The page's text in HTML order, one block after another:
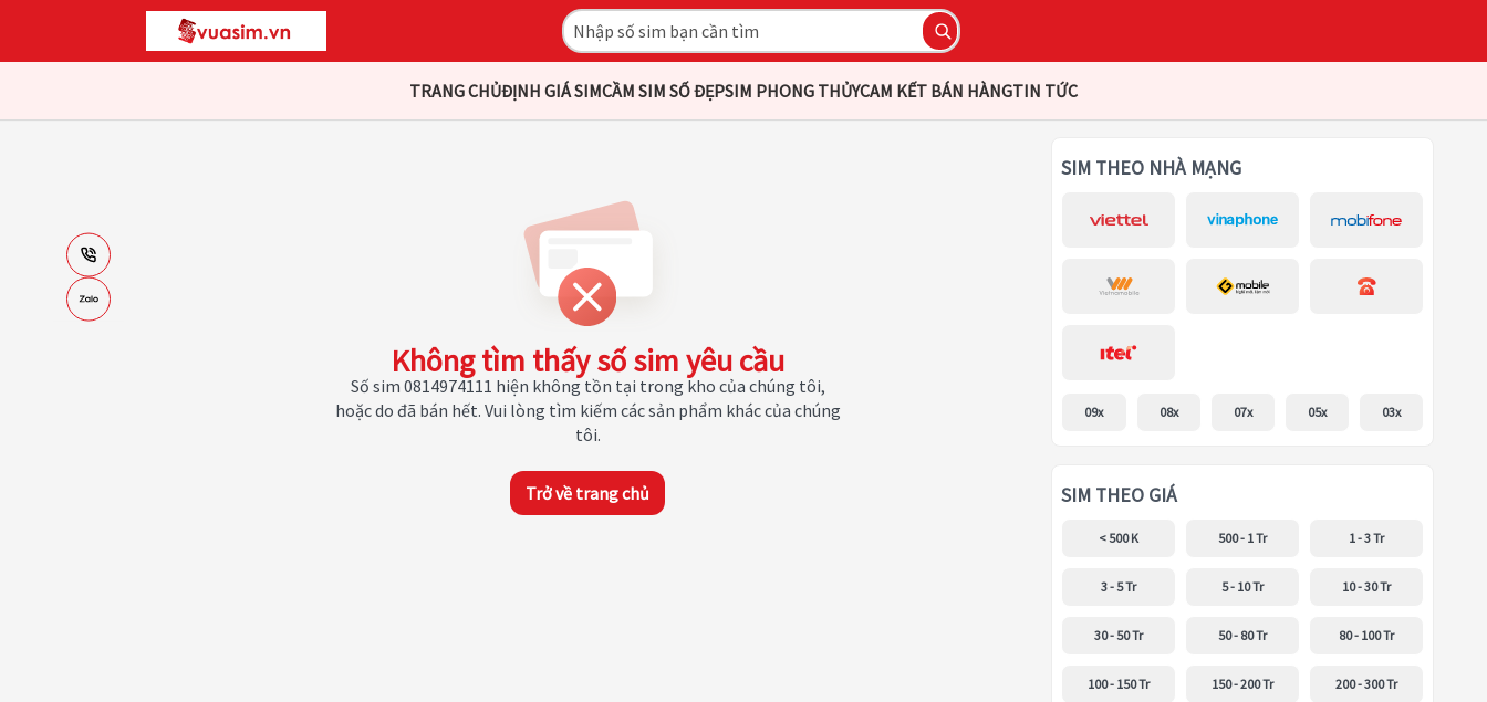
TRANG CHỦĐỊNH GIÁ SIMCẦM SIM SỐ ĐẸPSIM PHONG THỦYCAM KẾT BÁN HÀNGTIN TỨC
Không tìm thấy số sim yêu cầu
Số sim 0814974111 hiện không tồn tại trong kho của chúng tôi,
hoặc do đã bán hết. Vui lòng tìm kiếm các sản phẩm khác của chúng
tôi.
Trở về trang chủ
SIM THEO NHÀ MẠNG
09x 08x 07x 05x 03x
SIM THEO GIÁ
< 500 K 500 - 1 Tr 1 - 3 Tr
3 - 5 Tr 5 - 10 Tr 10 - 30 Tr
30 - 50 Tr 50 - 80 Tr 80 - 100 Tr
100 - 150 Tr 150 - 200 Tr 200 - 300 Tr